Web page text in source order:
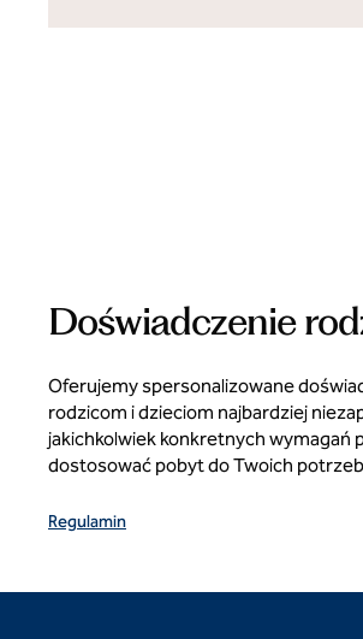
Doświadczenie
Oferujemy spersonalizowane
rodzicom i dzieciom najbardziej
jakichkolwiek konkretnych wymagań
dostosować pobyt do Twoich
Regulamin